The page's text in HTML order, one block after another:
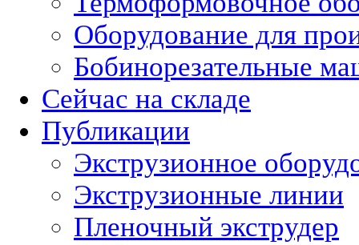
Оборудование для
Бобинорезательные
Сейчас на складе
Публикации
Экструзионное
Экструзионные линии
Пленочный экструдер